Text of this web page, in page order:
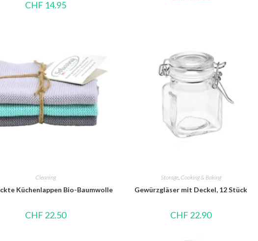
CHF 14.95
Cleaning
Küchenlappen Bio-Baumwolle
CHF 22.50
Storage, Cooking & Baking
Gewürzgläser mit Deckel, 12 Stück
CHF 22.90